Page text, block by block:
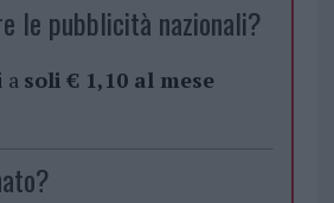
le pubblicità nazionali?
a soli € 1,10 al mese